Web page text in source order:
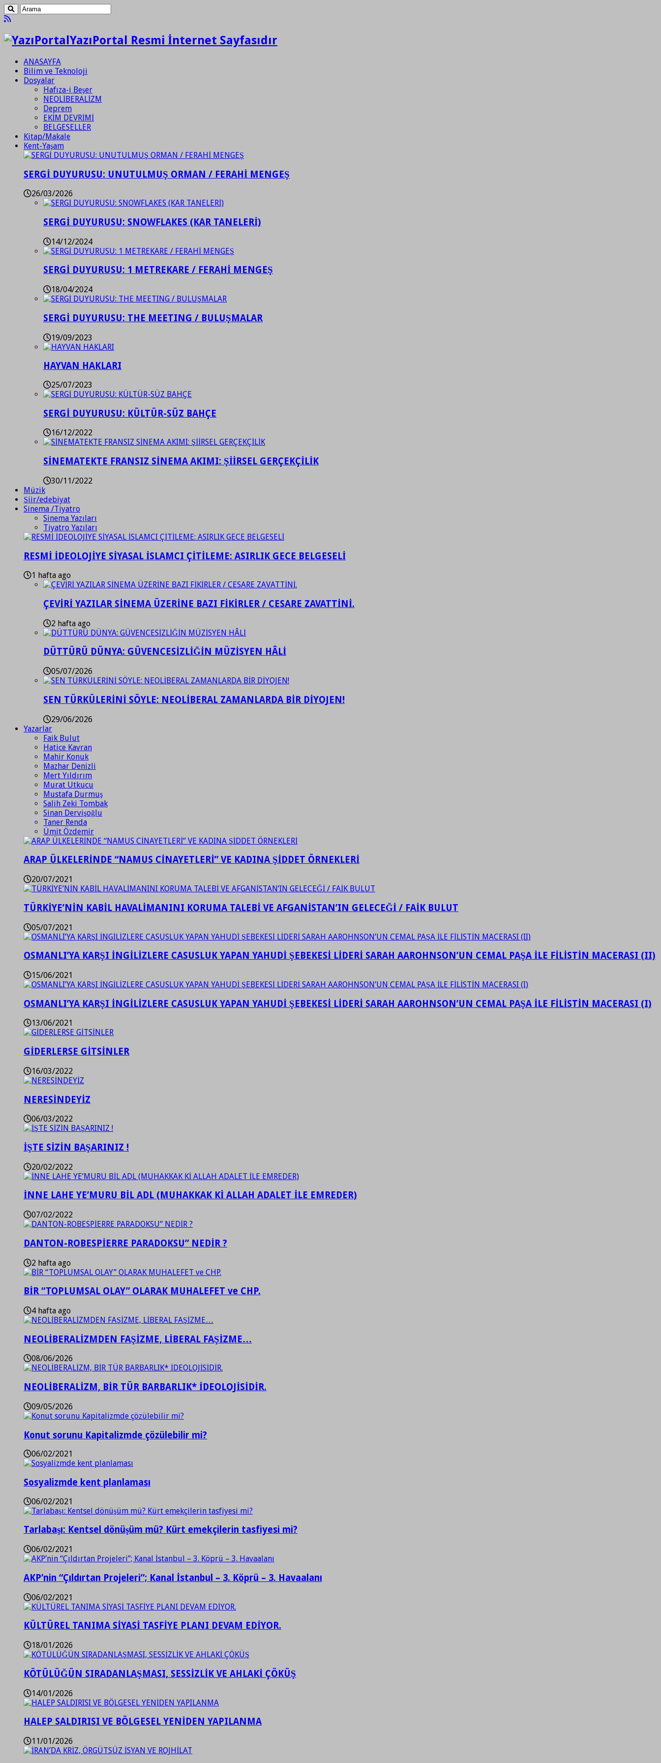
YazıPortal Resmi İnternet Sayfasıdır
ANASAYFA
Bilim ve Teknoloji
Dosyalar
Hafıza-i Beşer
NEOLİBERALİZM
Deprem
EKİM DEVRİMİ
BELGESELLER
Kitap/Makale
Kent-Yaşam
SERGİ DUYURUSU: UNUTULMUŞ ORMAN / FERAHİ MENGEŞ
26/03/2026
SERGİ DUYURUSU: SNOWFLAKES (KAR TANELERİ)
14/12/2024
SERGİ DUYURUSU: 1 METREKARE / FERAHİ MENGEŞ
18/04/2024
SERGİ DUYURUSU: THE MEETING / BULUŞMALAR
19/09/2023
HAYVAN HAKLARI
25/07/2023
SERGİ DUYURUSU: KÜLTÜR-SÜZ BAHÇE
16/12/2022
SİNEMATEKTE FRANSIZ SİNEMA AKIMI: ŞİİRSEL GERÇEKÇİLİK
30/11/2022
Müzik
Şiir/edebiyat
Sinema /Tiyatro
Sinema Yazıları
Tiyatro Yazıları
RESMİ İDEOLOJİYE SİYASAL İSLAMCI ÇİTİLEME: ASIRLIK GECE BELGESELİ
1 hafta ago
ÇEVİRİ YAZILAR SİNEMA ÜZERİNE BAZI FİKİRLER / CESARE ZAVATTİNİ.
2 hafta ago
DÜTTÜRÜ DÜNYA: GÜVENCESİZLİĞİN MÜZİSYEN HÂLİ
05/07/2026
SEN TÜRKÜLERİNİ SÖYLE: NEOLİBERAL ZAMANLARDA BİR DİYOJEN!
29/06/2026
Yazarlar
Faik Bulut
Hatice Kavran
Mahir Konuk
Mazhar Denizli
Mert Yıldırım
Murat Utkucu
Mustafa Durmuş
Salih Zeki Tombak
Sinan Dervişoğlu
Taner Renda
Ümit Özdemir
ARAP ÜLKELERİNDE “NAMUS CİNAYETLERİ” VE KADINA ŞİDDET ÖRNEKLERİ
20/07/2021
TÜRKİYE’NİN KABİL HAVALİMANINI KORUMA TALEBİ VE AFGANİSTAN’IN GELECEĞİ / FAİK BULUT
05/07/2021
OSMANLI’YA KARŞI İNGİLİZLERE CASUSLUK YAPAN YAHUDİ ŞEBEKESİ LİDERİ SARAH AAROHNSON’UN CEMAL PAŞA İLE FİLİSTİN MACERASI (II)
15/06/2021
OSMANLI’YA KARŞI İNGİLİZLERE CASUSLUK YAPAN YAHUDİ ŞEBEKESİ LİDERİ SARAH AAROHNSON’UN CEMAL PAŞA İLE FİLİSTİN MACERASI (I)
13/06/2021
GİDERLERSE GİTSİNLER
16/03/2022
NERESİNDEYİZ
06/03/2022
İŞTE SİZİN BAŞARINIZ !
20/02/2022
İNNE LAHE YE’MURU BİL ADL (MUHAKKAK Kİ ALLAH ADALET İLE EMREDER)
07/02/2022
DANTON-ROBESPİERRE PARADOKSU” NEDİR ?
2 hafta ago
BİR “TOPLUMSAL OLAY” OLARAK MUHALEFET ve CHP.
4 hafta ago
NEOLİBERALİZMDEN FAŞİZME, LİBERAL FAŞİZME…
08/06/2026
NEOLİBERALİZM, BİR TÜR BARBARLIK* İDEOLOJİSİDİR.
09/05/2026
Konut sorunu Kapitalizmde çözülebilir mi?
06/02/2021
Sosyalizmde kent planlaması
06/02/2021
Tarlabaşı: Kentsel dönüşüm mü? Kürt emekçilerin tasfiyesi mi?
06/02/2021
AKP’nin “Çıldırtan Projeleri”; Kanal İstanbul – 3. Köprü – 3. Havaalanı
06/02/2021
KÜLTÜREL TANIMA SİYASİ TASFİYE PLANI DEVAM EDİYOR.
18/01/2026
KÖTÜLÜĞÜN SIRADANLAŞMASI, SESSİZLİK VE AHLAKİ ÇÖKÜŞ
14/01/2026
HALEP SALDIRISI VE BÖLGESEL YENİDEN YAPILANMA
11/01/2026